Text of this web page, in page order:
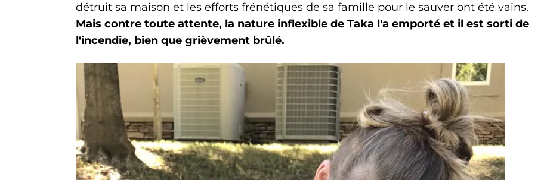
détruit sa maison et les efforts frénétiques de sa famille pour le sauver ont été vains.
Mais contre toute attente, la nature inflexible de Taka l'a emporté et il est sorti de
l'incendie, bien que grièvement brûlé.